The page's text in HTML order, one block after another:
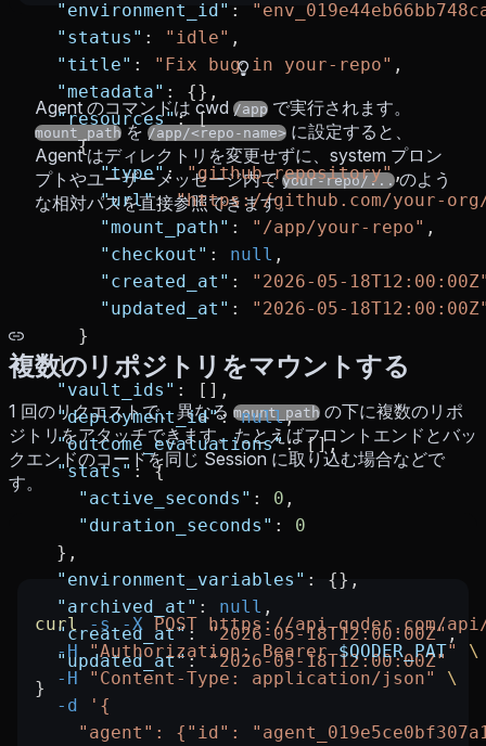
  "environment_id"
:
  "status"
: "idle" ,
  "title"
: "Fix bug in your-repo" ,
  "metadata"
: {},
  "resources"
: [
    {
      "type"
: "github_repository",
      "url"
: "https://github.com/your-
      "mount_path"
: "/app/your-repo" ,
      "checkout"
: null ,
      "created_at"
:
"2026-05-
      "updated_at"
:
"2026-05-
    }
  ],
  "vault_ids"
: [],
  "deployment_id"
: null,
  "outcome_evaluations"
: [],
  "stats"
: {
    "active_seconds"
: 0 ,
    "duration_seconds"
: 0
  },
  "environment_variables"
: {},
  "archived_at"
: null ,
  "created_at"
: "2026-05-18T12:00:00Z" ,
  "updated_at"
: "2026-05-18T12:00:00Z"
}
Agent のコマンドは cwd /app で実行されます。
mount_pathを/app/<repo-name> に設定すると、
Agent はディレクトリを変更せずに、system プロン
プトやユーザーメッセージ内で your-repo/...のよう
な相対パスを直接参照できます。
複数のリポジトリをマウントする
1 回のリクエストで、異なる mount_path の下に複数のリポ
ジトリをアタッチできます。たとえばフロントエンドとバッ
クエンドのコードを同じ Session に取り込む場合などで
す。
curl -s -X POST https://api.qoder.com/
  -H
"Authorization: Bearer $QODER_PAT"
\
  -H
"Content-Type: application/json"
\
  -d
'{
"agent": {"id":